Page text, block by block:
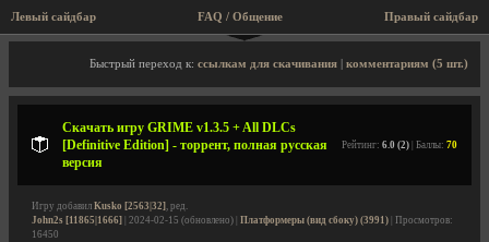
Левый сайдбар Правый сайдбар
FAQ / Общение
Описание игры, торрент, скриншоты, видео
Быстрый переход к: ссылкам для скачивания комментариям (5 шт.)
Скачать игру GRIME v1.3.5 + All DLCs
[Definitive Edition] - торрент, полная русская
версия
Рейтинг: 6.0 (2) | Баллы: 70
Игру добавил Kusko [2563|32], ред.
John2s [11865|1666] | 2024-02-15 (обновлено) | Платформеры (вид сбоку) (3991) | Просмотров:
16450